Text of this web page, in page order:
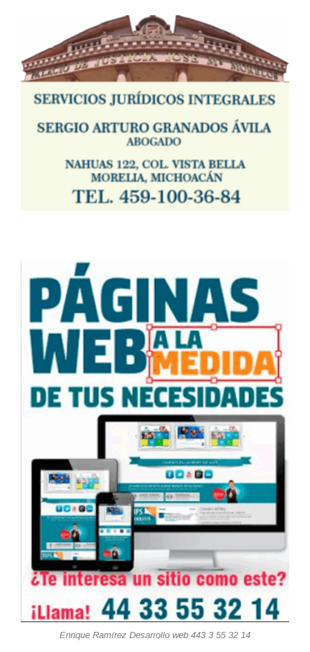
Enrique Ramírez Desarrollo web 443 3 55 32 14